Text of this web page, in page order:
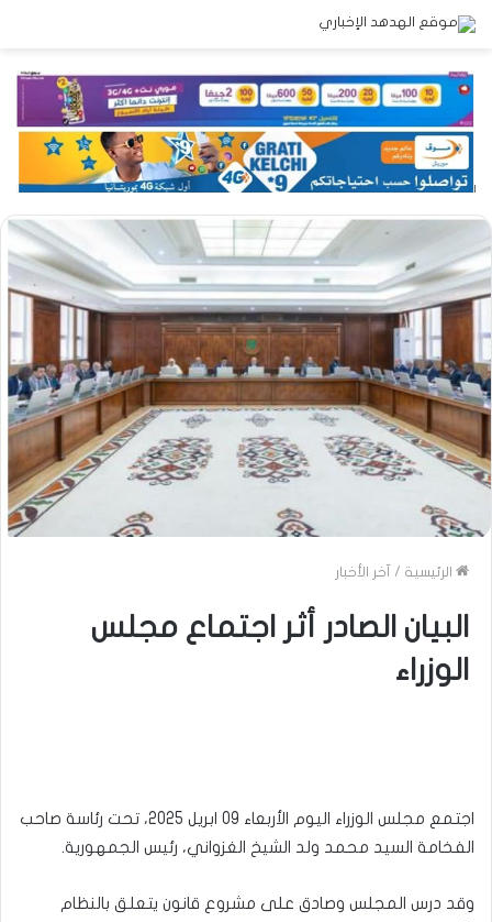
الرئيسية / آخر الأخبار
البيان الصادر أثر اجتماع مجلس
الوزراء
اجتمع مجلس الوزراء اليوم الأربعاء 09 ابريل 2025، تحت رئاسة صاحب
الفخامة السيد محمد ولد الشيخ الغزواني، رئيس الجمهورية.
وقد درس المجلس وصادق على مشروع قانون يتعلق بالنظام